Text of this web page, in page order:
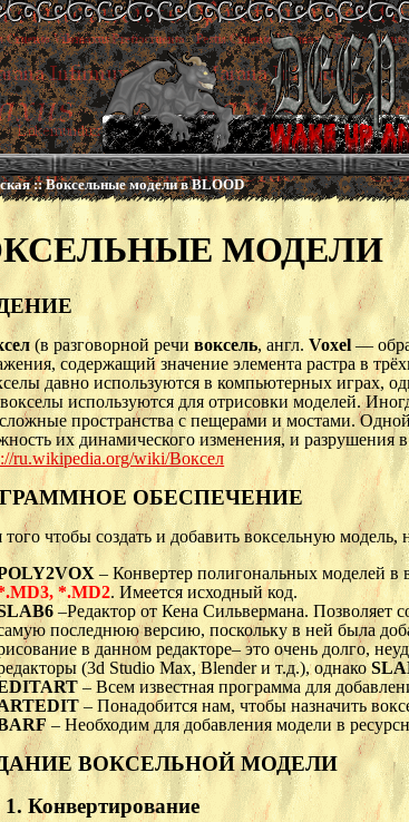
:: Воксельные модели в BLOOD
МОДЕЛИ
(в разговорной речивоксель, англ.Voxel—
содержащий значение элемента растра в
давно используются в компьютерных играх,
используются для отрисовки моделей.
пространства с пещерами и мостами.
их динамического изменения, и разрушения
ru.wikipedia.org/wiki/Воксел
ОБЕСПЕЧЕНИЕ
того чтобы создать и добавить воксельную
– Конвертер полигональных моделей
*.MD2. Имеется исходный код.
–Редактор от Кена Сильвермана. Позволяет
последнюю версию, поскольку в ней была
в данном редакторе– это очень долго,
(3d Studio Max, Blender и т.д.), однако
– Всем известная программа для
– Понадобится нам, чтобы назначить
– Необходим для добавления модели в
ВОКСЕЛЬНОЙ МОДЕЛИ
Конвертирование